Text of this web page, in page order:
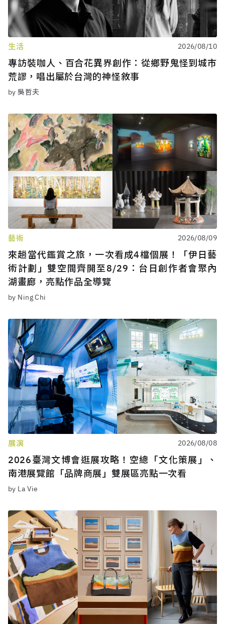
生活 2026/08/10
專訪裝咖人、百合花異界創作：從鄉野鬼怪到城市
荒謬，唱出屬於台灣的神怪敘事
by 吳哲夫
藝術 2026/08/09
來趟當代鑑賞之旅，一次看成4檔個展！「伊日藝
術計劃」雙空間齊開至8/29：台日創作者會聚內
湖畫廊，亮點作品全導覽
by Ning Chi
展演 2026/08/08
2026臺灣文博會逛展攻略！空總「文化策展」、
南港展覽館「品牌商展」雙展區亮點一次看
by La Vie